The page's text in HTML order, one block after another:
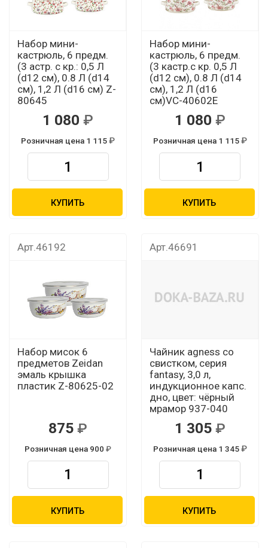
Набор мини-
кастрюль, 6 предм.
(3 астр. с кр.: 0,5 Л
(d12 см), 0.8 Л (d14
см), 1,2 Л (d16 см) Z-
80645
1 080
Розничная цена 1 115
КУПИТЬ
Набор мини-
кастрюль, 6 предм.
(3 кастр.с кр. 0,5 Л
(d12 см), 0.8 Л (d14
см), 1,2 Л (d16
см)VC-40602Е
1 080
Розничная цена 1 115
КУПИТЬ
Арт.46192
Набор мисок 6
предметов Zeidan
эмаль крышка
пластик Z-80625-02
875
Розничная цена 900
КУПИТЬ
Арт.46691
Чайник agness со
свистком, серия
fantasy, 3,0 л,
индукционное капс.
дно, цвет: чёрный
мрамор 937-040
1 305
Розничная цена 1 345
КУПИТЬ